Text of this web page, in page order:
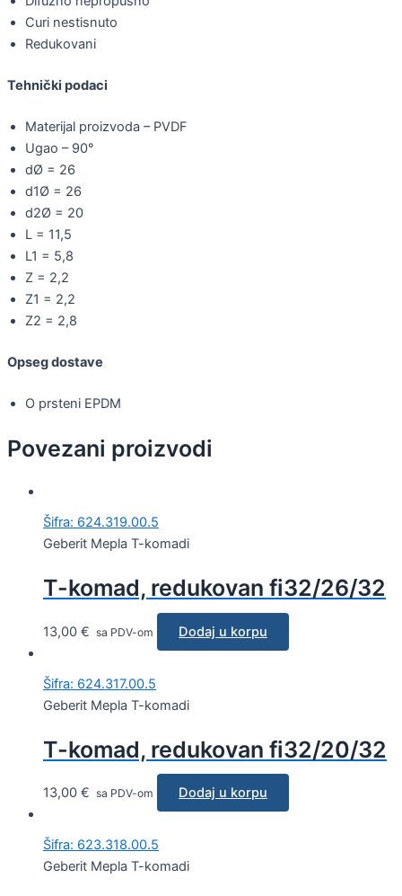
Curi nestisnuto
Redukovani
Tehnički podaci
Materijal proizvoda – PVDF
Ugao – 90°
dØ = 26
d1Ø = 26
d2Ø = 20
L = 11,5
L1 = 5,8
Z = 2,2
Z1 = 2,2
Z2 = 2,8
Opseg dostave
O prsteni EPDM
Povezani proizvodi
Šifra: 624.319.00.5
Geberit Mepla T-komadi
T-komad, redukovan fi32/26/32
13,00 € sa PDV-om Dodaj u korpu
Šifra: 624.317.00.5
Geberit Mepla T-komadi
T-komad, redukovan fi32/20/32
13,00 € sa PDV-om Dodaj u korpu
Šifra: 623.318.00.5
Geberit Mepla T-komadi